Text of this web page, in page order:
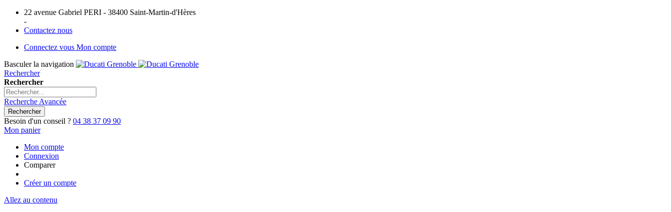
22 avenue Gabriel PERI - 38400 Saint-Martin-d'Hères
-
Contactez nous
Connectez vous Mon compte
Basculer la navigation
Rechercher
Rechercher
Recherche Avancée
Rechercher
Besoin d'un conseil ? 04 38 37 09 90
Mon panier
Mon compte
Connexion
Comparer
Créer un compte
Allez au contenu